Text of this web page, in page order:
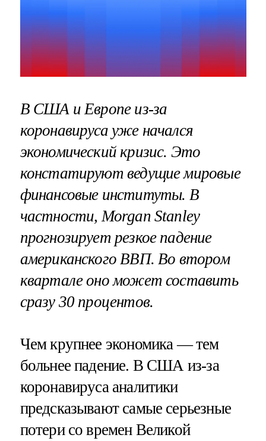
В США и Европе из-за
коронавируса уже начался
экономический кризис. Это
констатируют ведущие мировые
финансовые институты. В
частности, Morgan Stanley
прогнозирует резкое падение
американского ВВП. Во втором
квартале оно может составить
сразу 30 процентов.
Чем крупнее экономика — тем
больнее падение. В США из-за
коронавируса аналитики
предсказывают самые серьезные
потери со времен Великой